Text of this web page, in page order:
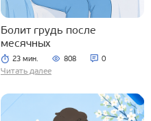
Болит грудь после
месячных
23 мин. 808 0
Читать далее